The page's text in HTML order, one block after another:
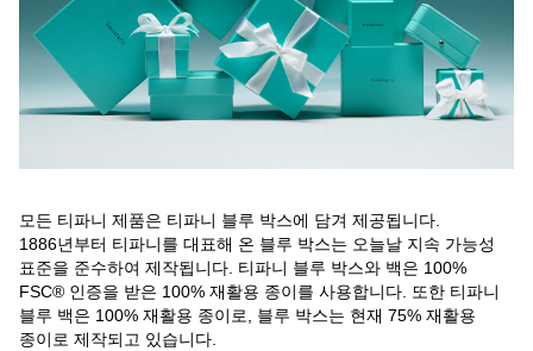
모든 티파니 제품은 티파니 블루 박스에 담겨 제공됩니다.
1886년부터 티파니를 대표해 온 블루 박스는 오늘날 지속 가능성
표준을 준수하여 제작됩니다. 티파니 블루 박스와 백은 100%
FSC® 인증을 받은 100% 재활용 종이를 사용합니다. 또한 티파니
블루 백은 100% 재활용 종이로, 블루 박스는 현재 75% 재활용
종이로 제작되고 있습니다.